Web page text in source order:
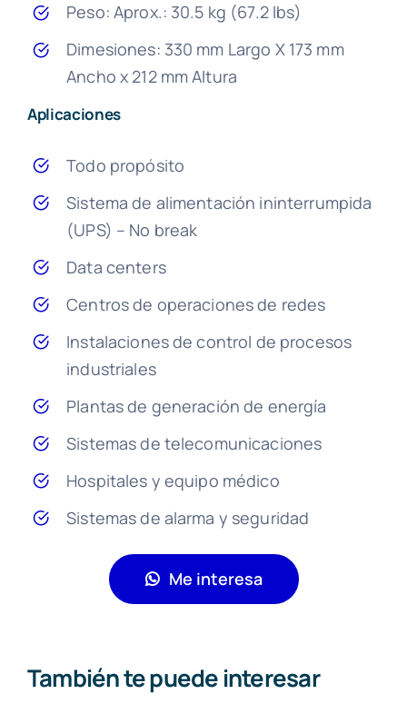
Peso: Aprox.: 30.5 kg (67.2 lbs)
Dimesiones: 330 mm Largo X 173 mm
Ancho x 212 mm Altura
Aplicaciones
Todo propósito
Sistema de alimentación ininterrumpida
(UPS) – No break
Data centers
Centros de operaciones de redes
Instalaciones de control de procesos
industriales
Plantas de generación de energía
Sistemas de telecomunicaciones
Hospitales y equipo médico
Sistemas de alarma y seguridad
Me interesa
También te puede interesar